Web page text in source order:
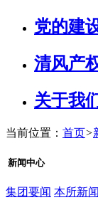
党的建
清风产
关于我
当前位置： 首页>
新闻中心
集团要闻 本所新闻